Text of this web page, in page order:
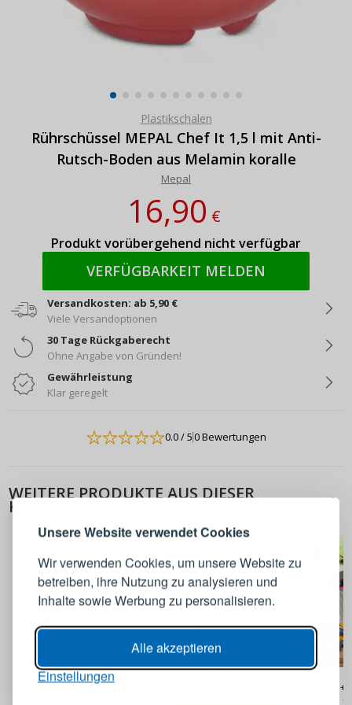
Unsere Website verwendet Cookies
Wir verwenden Cookies, um unsere Website zu
betreiben, ihre Nutzung zu analysieren und
Inhalte sowie Werbung zu personalisieren.
Alle akzeptieren
Einstellungen
Plastikschalen
Rührschüssel MEPAL Chef It 1,5 l mit Anti-
Rutsch-Boden aus Melamin koralle
Mepal
16,90€
Produkt vorübergehend nicht verfügbar
VERFÜGBARKEIT MELDEN
Versandkosten: ab 5,90 €
Viele Versandoptionen
30 Tage Rückgaberecht
Ohne Angabe von Gründen!
Gewährleistung
Klar geregelt
0.0/ 50 Bewertungen
WEITERE PRODUKTE AUS DIESER
KATEGORIE
17,90 €
cm
Melden Sie sich bei Ihrem
E-Mail-Adresse